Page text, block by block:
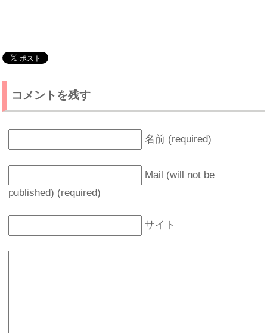
コメントを残す
名前 (required)
Mail (will not be
published) (required)
サイト